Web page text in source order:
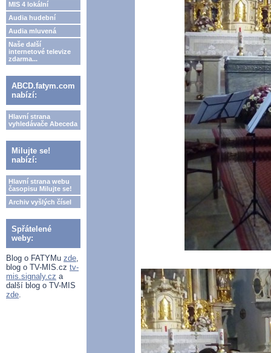
MIS 4 lokální
Audia hudební
Audia mluvená
Naše další
internetové televize
zdarma...
ABCD.fatym.com
nabízí:
Hlavní strana
vyhledávače Abeceda
Milujte se!
nabízí:
Hlavní strana webu
časopisu Milujte se!
Archiv vyšlých čísel
Spřátelené
weby:
Blog o FATYMu zde,
blog o TV-MIS.cz tv-
mis.signaly.cz a
další blog o TV-MIS
zde.